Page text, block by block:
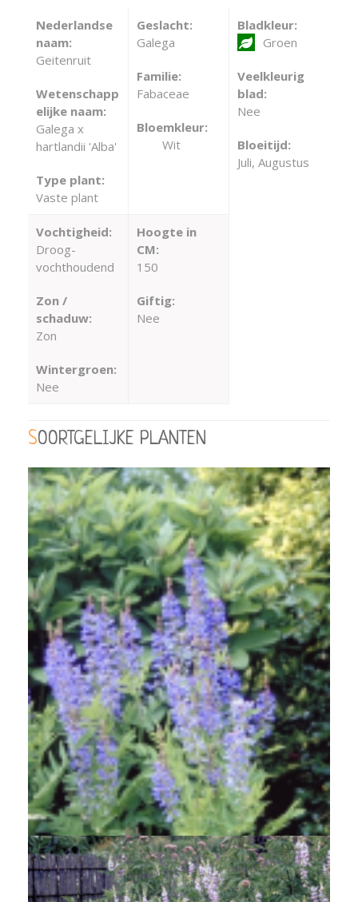
Nederlandse
naam:
Geitenruit
Wetenschapp
elijke naam:
Galega x
hartlandii 'Alba'
Type plant:
Vaste plant
Geslacht:
Galega
Familie:
Fabaceae
Bloemkleur:
Wit
Bladkleur:
Groen
Veelkleurig
blad:
Nee
Bloeitijd:
Juli, Augustus
Vochtigheid:
Droog-
vochthoudend
Zon /
schaduw:
Zon
Wintergroen:
Nee
Hoogte in
CM:
150
Giftig:
Nee
SOORTGELIJKE PLANTEN
Galega
Galega orientalis